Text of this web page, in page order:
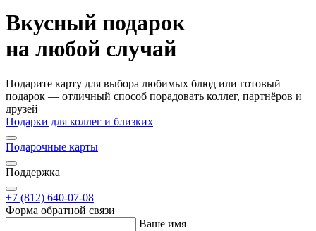
Вкусный подарок
на любой случай
Подарите карту для выбора любимых блюд или готовый
подарок — отличный способ порадовать коллег, партнёров и
друзей
Подарки для коллег и близких
Подарочные карты
Поддержка
+7 (812) 640-07-08
Форма обратной связи
Ваше имя